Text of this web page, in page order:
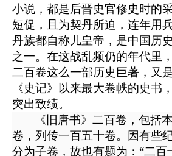
小说，都是后晋史官修史时的
短促，且为契丹所迫，连年用
丹族都自称儿皇帝，是中国历
之一。在这战乱频仍的年代里
二百卷这么一部历史巨著，又
《史记》以来最大卷帙的史书
突出致绩。
《旧唐书》二百卷，包括
卷，列传一百五十卷。
因有些
分为子卷，故也有题为：“二百